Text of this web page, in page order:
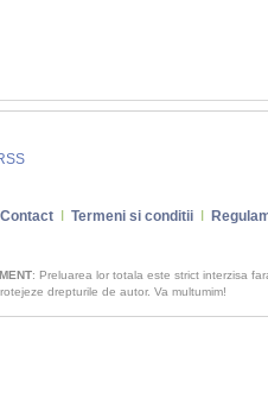
ContactI Termeni si conditiiI
: Preluarea lor totala este strict interzisa
drepturile de autor. Va multumim!